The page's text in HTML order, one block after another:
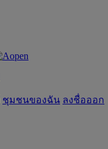
ชุมชนของฉัน ลงชื่อออก